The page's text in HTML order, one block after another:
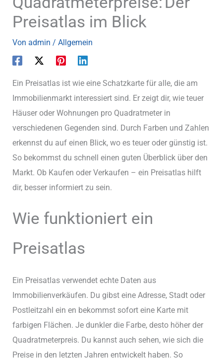
Preisatlas im Blick
Von admin /Allgemein
Ein Preisatlas ist wie eine Schatzkarte für alle, die am
Immobilienmarkt interessiert sind. Er zeigt dir, wie teuer
Häuser oder Wohnungen pro Quadratmeter in
verschiedenen Gegenden sind. Durch Farben und Zahlen
erkennst du auf einen Blick, wo es teuer oder günstig ist.
So bekommst du schnell einen guten Überblick über den
Markt. Ob Kaufen oder Verkaufen – ein Preisatlas hilft
dir, besser informiert zu sein.
Wie funktioniert ein
Preisatlas
Ein Preisatlas verwendet echte Daten aus
Immobilienverkäufen. Du gibst eine Adresse, Stadt oder
Postleitzahl ein en bekommst sofort eine Karte mit
farbigen Flächen. Je dunkler die Farbe, desto höher der
Quadratmeterpreis. Du kannst auch sehen, wie sich die
Preise in den letzten Jahren entwickelt haben. So